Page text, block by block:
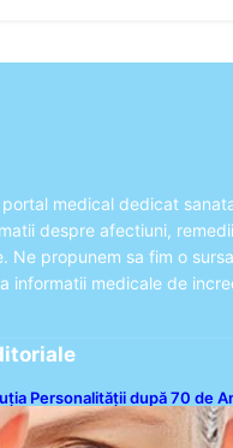
medical dedicat
despre afectiuni,
Ne propunem sa fim o
informatii medicale de
Personalității după 70 de
Studiile Psihologice